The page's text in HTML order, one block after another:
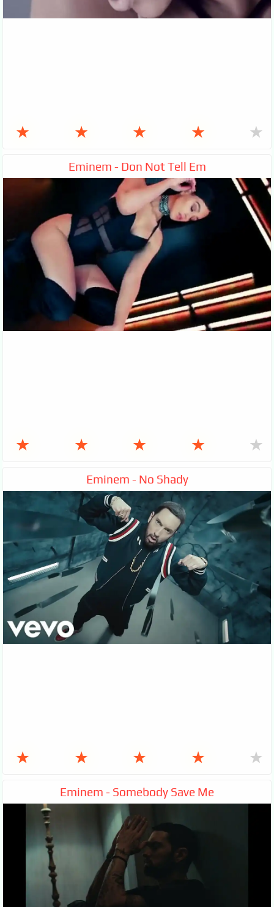
★ ★ ★ ★ ★
Eminem - Don Not Tell Em
★ ★ ★ ★ ★
Eminem - No Shady
★ ★ ★ ★ ★
Eminem - Somebody Save Me